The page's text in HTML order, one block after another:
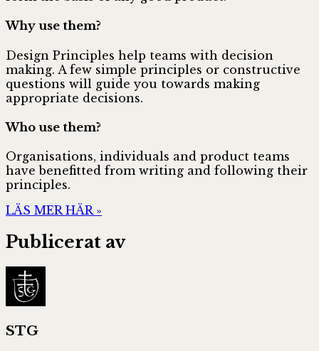
Why use them?
Design Principles help teams with decision
making. A few simple principles or constructive
questions will guide you towards making
appropriate decisions.
Who use them?
Organisations, individuals and product teams
have benefitted from writing and following their
principles.
LÄS MER HÄR »
Publicerat av
STG